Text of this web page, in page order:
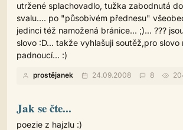
utržené splachovadlo, tužka zabodnutá
svalu.... po "působivém přednesu"
jedinci též namožená bránice... ;)... ???
slovo :D... takže vyhlašuji soutěž,pro slovo
padnoucí... :)
prostějanek 24.09.2008 8
Jak se čte...
poezie z hajzlu :)